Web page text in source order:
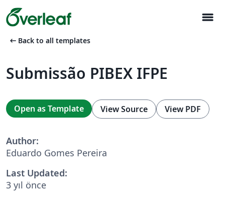
menu
arrow_left_alt Back to all templates
Submissão PIBEX IFPE
Open as Template View Source View PDF
Author:
Eduardo Gomes Pereira
Last Updated:
3 yıl önce